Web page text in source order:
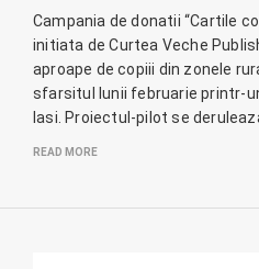
Campania de donatii “Cartile
initiata de Curtea Veche
aproape de copiii din zonele
sfarsitul lunii februarie printr-
Iasi. Proiectul-pilot se
READ MORE